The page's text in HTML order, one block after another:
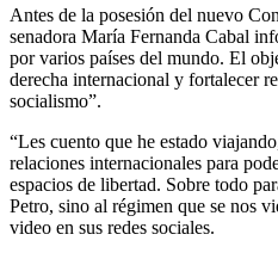
Antes de la posesión del nuevo
senadora María Fernanda Cabal
por varios países del mundo. El
derecha internacional y fortalecer
socialismo”.
“Les cuento que he estado
relaciones internacionales para
espacios de libertad. Sobre todo
Petro, sino al régimen que se nos
video en sus redes sociales.